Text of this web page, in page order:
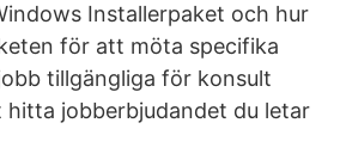
Installerpaket och hur
för att möta specifika
tillgängliga för konsult
jobberbjudandet du letar